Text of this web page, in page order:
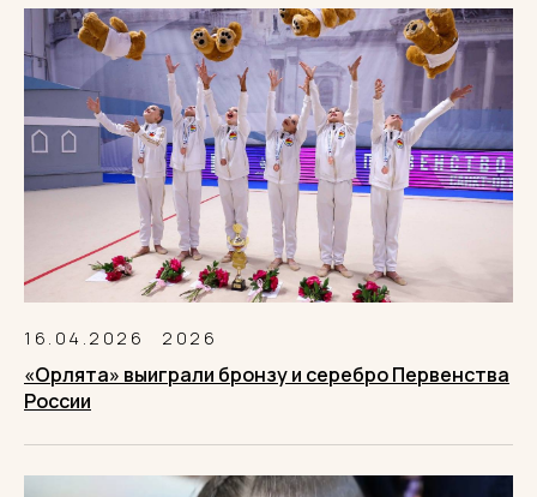
16.04.2026 2026
«Орлята» выиграли бронзу и серебро Первенства
России